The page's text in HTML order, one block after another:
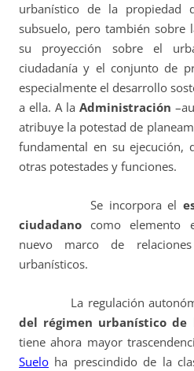
urbanístico de la
subsuelo, pero también sobre
su proyección sobre el
ciudadanía y el conjunto de
especialmente el desarrollo
a ella. A la Administración
atribuye la potestad de
fundamental en su
otras potestades y funciones.
Se incorpora el
ciudadano como elemento
nuevo marco de
urbanísticos.
La regulación
del régimen urbanístico de
tiene ahora mayor
Suelo ha prescindido de la